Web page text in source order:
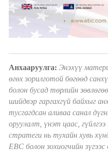
Анхааруулга: Энэхүү
өгөх зорилготой бөгөөд
болон бусад төрлийн
шийдвэр гаргахгүй байхыг
тусгагдсан аливаа санал
оруулалт, үнэт цаас,
стратеги нь тухайн хувь
EBC болон зохиогчийн